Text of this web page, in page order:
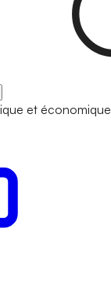
et économique